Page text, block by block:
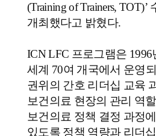
(Training of Trainers, TOT)’
개최했다고 밝혔다.
ICN LFC 프로그램은 1996
세계 70여 개국에서 운영
권위의 간호 리더십 교육
보건의료 현장의 관리 역
보건의료 정책 결정 과정
있도록 정책 역량과 리더